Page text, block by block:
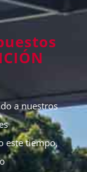
a nuestros
este tiempo,